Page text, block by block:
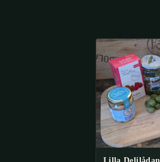
Lilla Delilådan